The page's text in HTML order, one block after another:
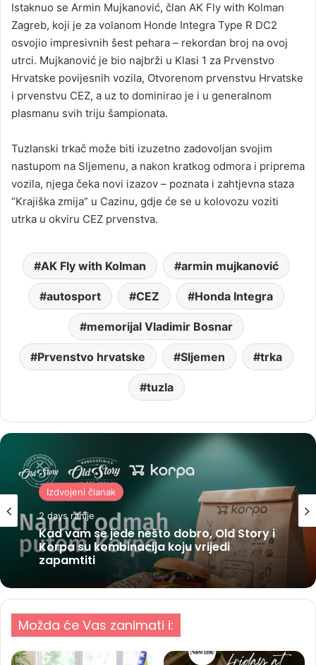
Istaknuo se Armin Mujkanović, član AK Fly with Kolman
Zagreb, koji je za volanom Honde Integra Type R DC2
osvojio impresivnih šest pehara – rekordan broj na ovoj
utrci. Mujkanović je bio najbrži u Klasi 1 za Prvenstvo
Hrvatske povijesnih vozila, Otvorenom prvenstvu Hrvatske
i prvenstvu CEZ, a uz to dominirao je i u generalnom
plasmanu svih triju šampionata.
Tuzlanski trkač može biti izuzetno zadovoljan svojim
nastupom na Sljemenu, a nakon kratkog odmora i priprema
vozila, njega čeka novi izazov – poznata i zahtjevna staza
“Krajiška zmija” u Cazinu, gdje će se u kolovozu voziti
utrka u okviru CEZ prvenstva.
AK Fly with Kolman armin mujkanović
autosport CEZ Honda Integra
memorijal Vladimir Bosnar
Prvenstvo hrvatske Sljemen trka
tuzla
Izdvojeni članak
2 days ranije
Kad vam se jede nešto dobro, Old Story i
Korpa su kombinacija koju vrijedi
zapamtiti
Možda će Vas zanimati i: